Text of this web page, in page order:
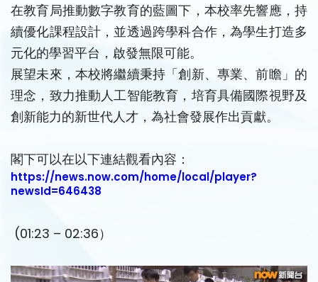
在教育局推動數字教育的藍圖下，本校率先響應，持
續優化課程設計，並透過跨學科合作，為學生打造多
元化的學習平台，啟發無限可能。
展望未來，本校將繼續秉持「創新、專業、前瞻」的
理念，致力推動人工智能教育，培育具備國際視野及
創新能力的新世代人才，為社會發展作出貢獻。
閣下可以在以下連結觀看內容：
https://news.now.com/home/local/player?
newsId=646438
(01:23 – 02:36）